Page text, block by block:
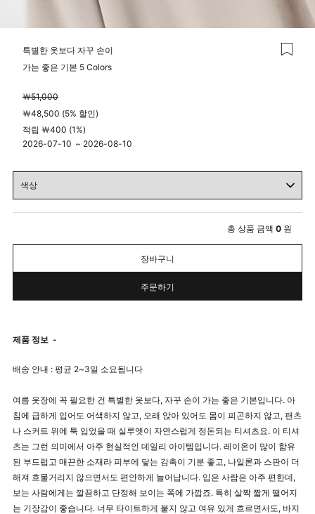
특별한 옷보다 자꾸 손이
가는 좋은 기본 5 Colors
￦51,000
￦48,500 (5% 할인)
적립 ￦400 (1%)
2026-07-10 ~ 2026-08-10
총 상품 금액 0 원
장바구니
주문하기
제품 정보 -
배송 안내 : 평균 2~3일 소요됩니다
여름 옷장에 꼭 필요한 건 특별한 옷보다, 자꾸 손이 가는 좋은 기본입니다. 아
침에 급하게 입어도 어색하지 않고, 오래 앉아 있어도 몸이 피곤하지 않고, 팬츠
나 스커트 위에 툭 입었을 때 실루엣이 자연스럽게 정돈되는 티셔츠요. 이 티셔
츠는 그런 의미에서 아주 현실적인 데일리 아이템입니다. 레이온이 많이 함유
된 부드럽고 매끈한 소재라 피부에 닿는 감촉이 기분 좋고, 나일론과 스판이 더
해져 흐물거리지 않으면서도 편안하게 늘어납니다. 입은 사람은 아주 편한데,
보는 사람에게는 깔끔하고 단정해 보이는 쪽에 가깝죠. 특히 살짝 짧게 떨어지
는 기장감이 좋습니다. 너무 타이트하게 붙지 않고 여유 있게 흐르면서도, 바지